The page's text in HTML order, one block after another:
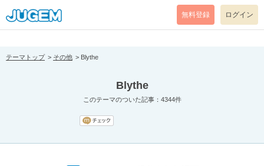
[pear_error: message="Success" code=0 mode=return level=notice
prefix="" info=""]
無料登録 ログイン
テーマトップ その他 Blythe
Blythe
このテーマのついた記事：4344件